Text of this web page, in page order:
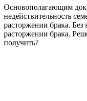
Основополагающим
недействительность
расторжении брака.
расторжении брака.
получить?